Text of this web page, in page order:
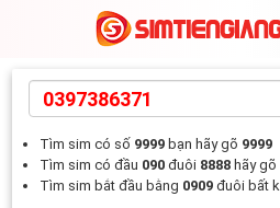
Tìm sim có số 9999 bạn hãy gõ 9999
Tìm sim có đầu 090 đuôi 8888 hãy gõ
Tìm sim bắt đầu bằng 0909 đuôi bất